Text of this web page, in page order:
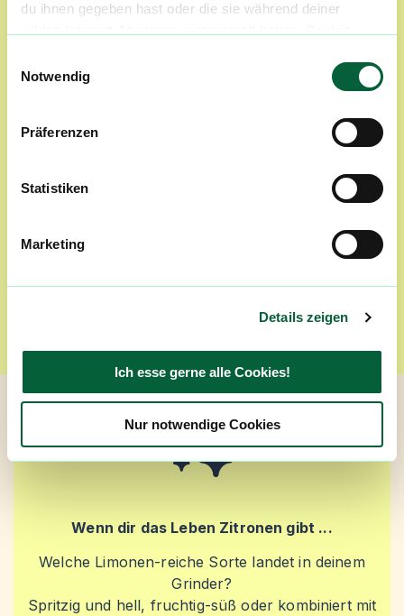
du ihnen gegeben hast oder die sie während deiner
Notwendig
Präferenzen
Statistiken
Marketing
Details zeigen
Ich esse gerne alle Cookies!
Nur notwendige Cookies
Noten. Das Ergebnis sind häufig komplexere
Profile mit einem warmen, kräftigen Charakter.
mit einer frischen, harzigen Waldnote. Viele
Sorten wirken dadurch besonders klar, frisch
Wenn dir das Leben Zitronen gibt ...
Welche Limonen-reiche Sorte landet in deinem
Grinder?
Spritzig und hell, fruchtig-süß oder kombiniert mit